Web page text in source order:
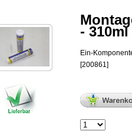
-
Ein-
[200861]